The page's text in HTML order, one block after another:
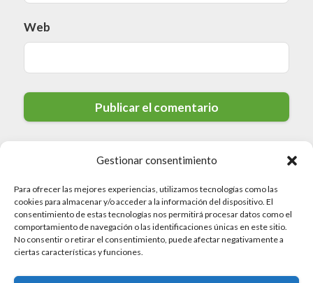
Gestionar consentimiento
Para ofrecer las mejores experiencias, utilizamos tecnologías como las
cookies para almacenar y/o acceder a la información del dispositivo. El
consentimiento de estas tecnologías nos permitirá procesar datos como el
comportamiento de navegación o las identificaciones únicas en este sitio.
No consentir o retirar el consentimiento, puede afectar negativamente a
ciertas características y funciones.
Web
© 2026 Valdedios.org · Todos los derechos reservados